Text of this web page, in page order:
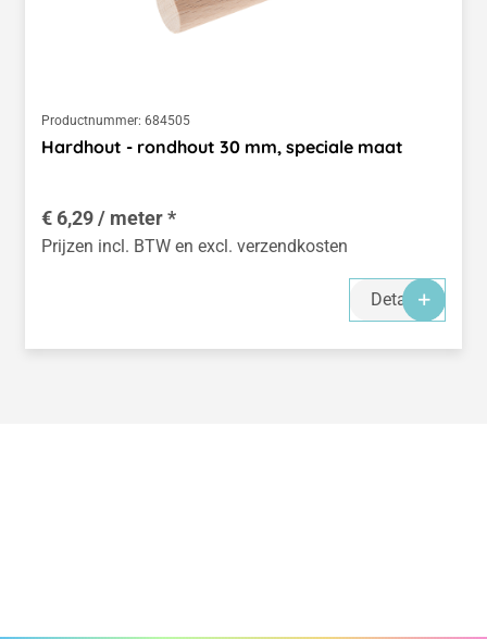
Productnummer: 684505
Hardhout - rondhout 30 mm, speciale maat
€ 6,29 / meter *
Prijzen incl. BTW en excl. verzendkosten
Details